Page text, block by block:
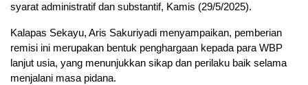
syarat administratif dan substantif, Kamis (29/5/2025).
Kalapas Sekayu, Aris Sakuriyadi menyampaikan, pemberian
remisi ini merupakan bentuk penghargaan kepada para WBP
lanjut usia, yang menunjukkan sikap dan perilaku baik selama
menjalani masa pidana.